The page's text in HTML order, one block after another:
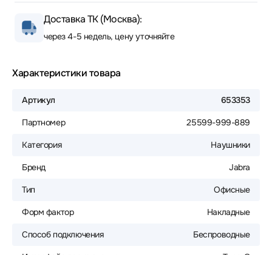
Доставка ТК (Москва):
через 4-5 недель, цену уточняйте
Характеристики товара
Артикул 653353
Партномер 25599-999-889
Категория Наушники
Бренд Jabra
Тип Офисные
Форм фактор Накладные
Способ подключения Беспроводные